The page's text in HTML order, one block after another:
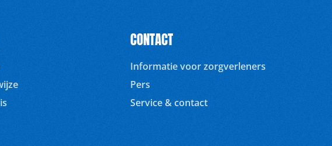
CONTACT
Informatie voor zorgverleners
Pers
Service & contact